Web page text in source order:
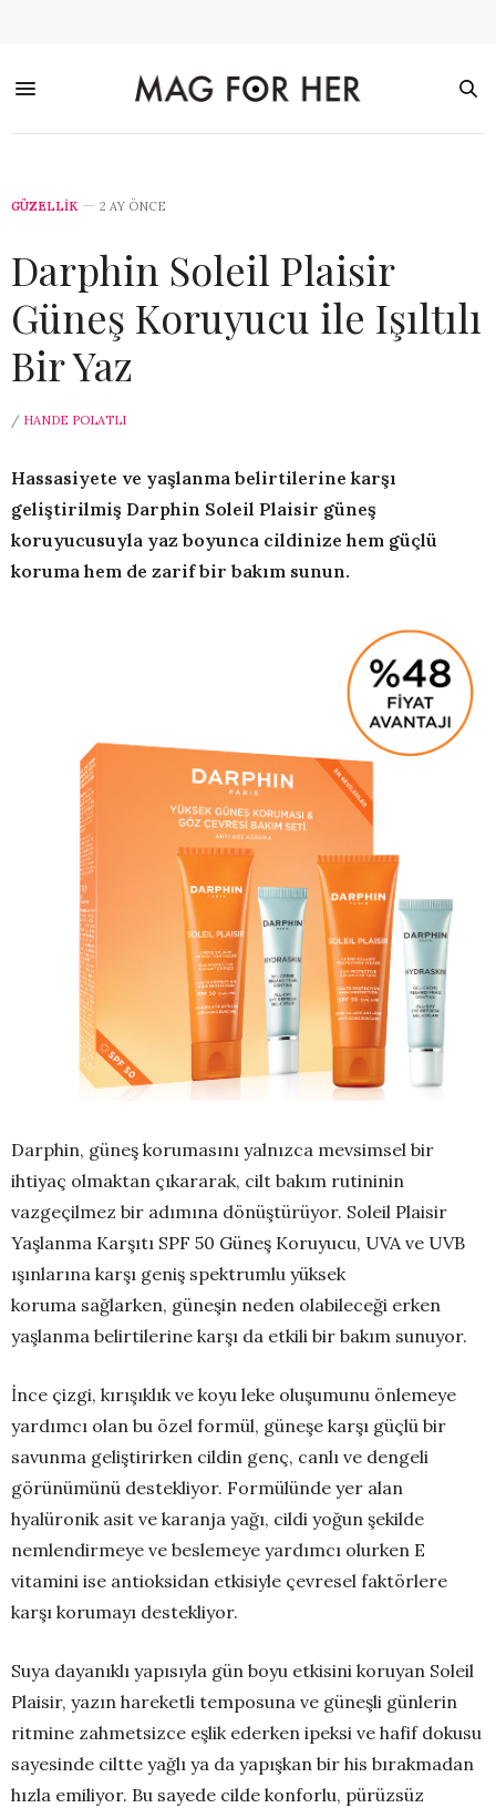
GÜZELLİK 2 AY ÖNCE
Darphin Soleil Plaisir
Güneş Koruyucu ile Işıltılı
Bir Yaz
/ HANDE POLATLI
Hassasiyete ve yaşlanma belirtilerine karşı
geliştirilmiş Darphin Soleil Plaisir güneş
koruyucusuyla yaz boyunca cildinize hem güçlü
koruma hem de zarif bir bakım sunun.
Darphin, güneş korumasını yalnızca mevsimsel bir
ihtiyaç olmaktan çıkararak, cilt bakım rutininin
vazgeçilmez bir adımına dönüştürüyor. Soleil Plaisir
Yaşlanma Karşıtı SPF 50 Güneş Koruyucu, UVA ve UVB
ışınlarına karşı geniş spektrumlu yüksek
koruma sağlarken, güneşin neden olabileceği erken
yaşlanma belirtilerine karşı da etkili bir bakım sunuyor.
İnce çizgi, kırışıklık ve koyu leke oluşumunu önlemeye
yardımcı olan bu özel formül, güneşe karşı güçlü bir
savunma geliştirirken cildin genç, canlı ve dengeli
görünümünü destekliyor. Formülünde yer alan
hyalüronik asit ve karanja yağı, cildi yoğun şekilde
nemlendirmeye ve beslemeye yardımcı olurken E
vitamini ise antioksidan etkisiyle çevresel faktörlere
karşı korumayı destekliyor.
Suya dayanıklı yapısıyla gün boyu etkisini koruyan Soleil
Plaisir, yazın hareketli temposuna ve güneşli günlerin
ritmine zahmetsizce eşlik ederken ipeksi ve hafif dokusu
sayesinde ciltte yağlı ya da yapışkan bir his bırakmadan
hızla emiliyor. Bu sayede cilde konforlu, pürüzsüz